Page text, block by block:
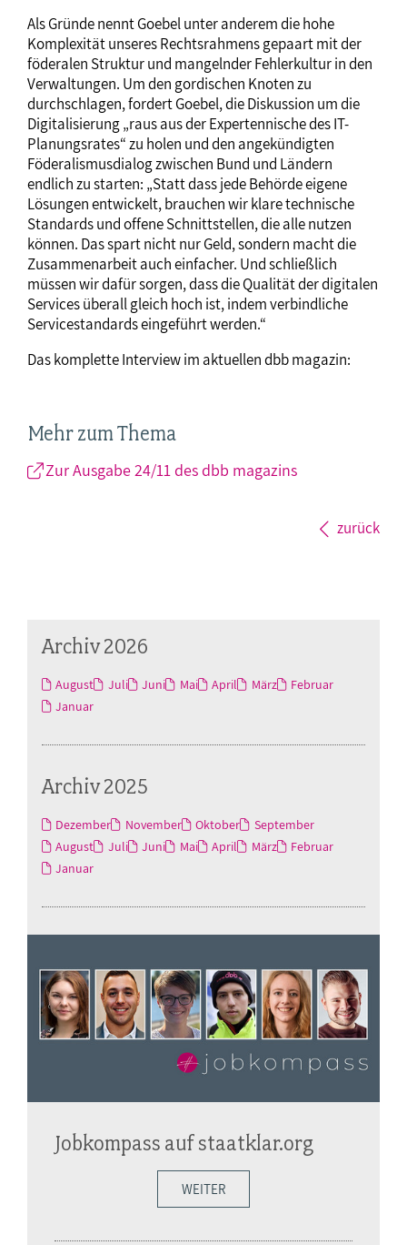
Als Gründe nennt Goebel unter anderem die hohe
Komplexität unseres Rechtsrahmens gepaart mit der
föderalen Struktur und mangelnder Fehlerkultur in den
Verwaltungen. Um den gordischen Knoten zu
durchschlagen, fordert Goebel, die Diskussion um die
Digitalisierung „raus aus der Expertennische des IT-
Planungsrates“ zu holen und den angekündigten
Föderalismusdialog zwischen Bund und Ländern
endlich zu starten: „Statt dass jede Behörde eigene
Lösungen entwickelt, brauchen wir klare technische
Standards und offene Schnittstellen, die alle nutzen
können. Das spart nicht nur Geld, sondern macht die
Zusammenarbeit auch einfacher. Und schließlich
müssen wir dafür sorgen, dass die Qualität der digitalen
Services überall gleich hoch ist, indem verbindliche
Servicestandards eingeführt werden.“
Das komplette Interview im aktuellen dbb magazin:
Mehr zum Thema
Zur Ausgabe 24/11 des dbb magazins
zurück
Archiv 2026
August Juli Juni Mai April März
Februar
Januar
Archiv 2025
Dezember November Oktober
September
August
Juli Juni Mai April März
Februar
Januar
Jobkompass auf staatklar.org
WEITER